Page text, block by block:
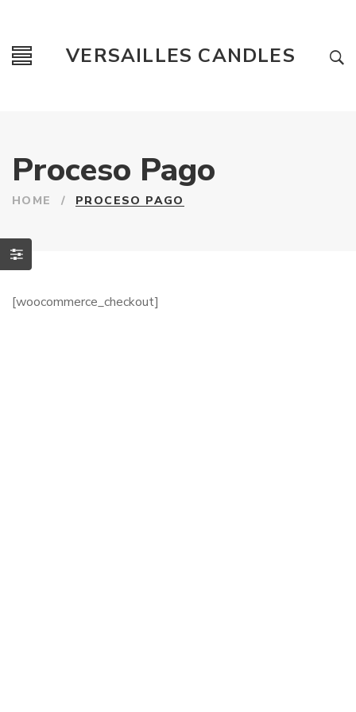
VERSAILLES CANDLES
Proceso Pago
HOME / PROCESO PAGO
[woocommerce_checkout]